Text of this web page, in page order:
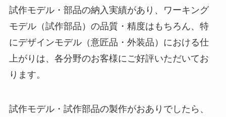
試作モデル・部品の納入実績があり、ワーキング
モデル（試作部品）の品質・精度はもちろん、特
にデザインモデル（意匠品・外装品）における仕
上がりは、各分野のお客様にご好評いただいてお
ります。
試作モデル・試作部品の製作がおありでしたら、